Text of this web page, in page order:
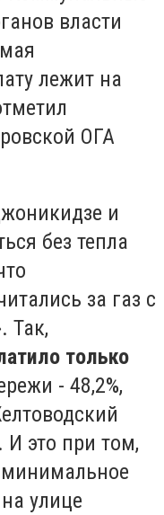
власти
лежит на
ОГА
и
без тепла
за газ с
Так,
только
- 48,2%,
И это при том,
минимальное
улице